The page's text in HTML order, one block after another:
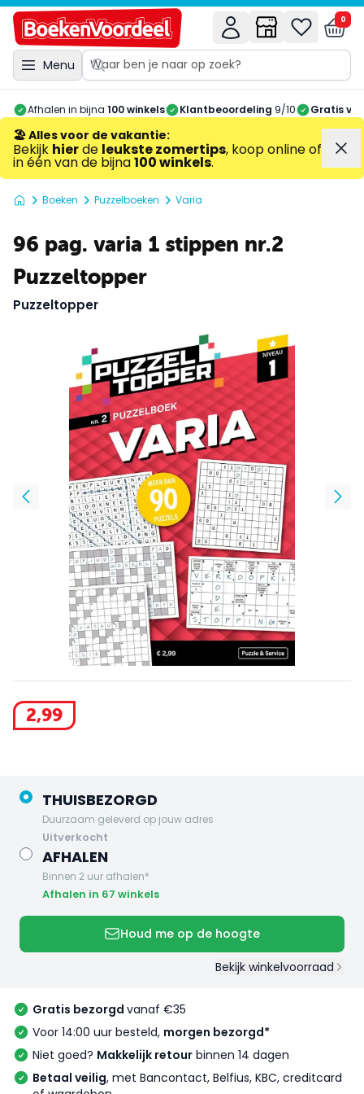
Menu
0
Afhalen in bijna 100 winkels Klantbeoordeling 9/10 Gratis
🏖️ Alles voor de vakantie:
Bekijk hierde leukste zomertips, koop online of
in één van de bijna100 winkels.
Boeken Puzzelboeken Varia
96 pag. varia 1 stippen nr.2
Puzzeltopper
Puzzeltopper
2,99
THUISBEZORGD
Duurzaam geleverd op jouw adres
uitverkocht
AFHALEN
Binnen 2 uur afhalen*
Afhalen in 67 winkels
Houd me op de hoogte
Bekijk winkelvoorraad
Gratis bezorgd vanaf €35
Voor 14:00 uur besteld, morgen bezorgd*
Niet goed? Makkelijk retour binnen 14 dagen
Betaal veilig, met Bancontact, Belfius, KBC, creditcard